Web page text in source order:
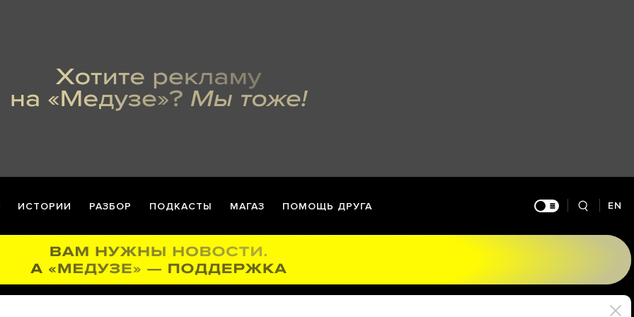
ИСТОРИИ РАЗБОР ПОДКАСТЫ МАГАЗ ПОМОЩЬ ДРУГА EN